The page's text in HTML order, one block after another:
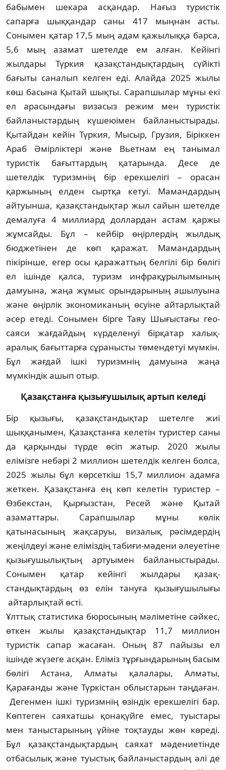
бабымен шекара асқандар. Нағыз туристік
сапарға шыққандар саны 417 мыңнан асты.
Сонымен қатар 17,5 мың адам қажылыққа барса,
5,6 мың азамат шетелде ем алған. Кейінгі
жылдары Түркия қазақ­стандықтардың сүйікті
бағыты саналып келген еді. Алайда 2025 жылы
көш басына Қытай шықты. Сарапшылар мұны екі
ел арасындағы виза­сыз режим мен туристік
байланыстардың күшеюімен байланыс­тырады.
Қытайдан кейін Түркия, Мысыр, Грузия, Біріккен
Араб Әмірліктері және Вьетнам ең танымал
туристік бағыттардың қатарында. Десе де
шетелдік туризмнің бір ерекшелігі – орасан
қаржының елден сыртқа кетуі. Мамандардың
айтуынша, қазақстан­дықтар жыл сайын шетелде
демалуға 4 мил­лиард доллардан астам қаржы
жұмсайды. Бұл – кейбір өңір­лердің жылдық
бюджетінен де көп қаражат. Мамандардың
пікірінше, егер осы қаражат­тың белгілі бір бөлігі
ел ішінде қалса, туризм инфрақұрылымының
дамуына, жаңа жұмыс орындарының ашылуына
және өңірлік экономиканың өсуіне айтарлықтай
әсер етеді. Сонымен бірге Таяу Шығыстағы гео­
саяси жағдайдың күрделенуі бірқатар ха­лық­
аралық бағыттарға сұранысты төмен­детуі мүмкін.
Бұл жағдай ішкі туризмнің дамуына жаңа
мүмкіндік ашып отыр.
Қазақстанға қызығушылық артып келеді
Бір қызығы, қазақстандықтар шетелге жиі
шыққанымен, Қазақстанға келетін тур­истер саны
да қарқынды түрде өсіп жатыр. 2020 жылы
елімізге небәрі 2 миллион шетел­дік келген болса,
2025 жылы бұл көрсеткіш 15,7 миллион адамға
жеткен. Қазақстанға ең көп келетін туристер –
Өзбекстан, Қырғызстан, Ресей және Қытай
азаматтары. Сарапшылар мұны көлік
қатынасының жақсаруы, визалық рәсімдердің
жеңілдеуі және елі­міздің табиғи-мәдени әлеуетіне
қызығу­шылықтың артуымен байланыс­тырады.
Сонымен қатар кейінгі жылдары қазақ­
стандықтардың өз елін тануға қызығу­шылығы
айтарлықтай өсті.
Ұлттық статистика бюросының мәлі­метіне сәйкес,
өткен жылы қазақ­стандықтар 11,7 миллион
туристік сапар жасаған. Оның 87 пайызы ел
ішінде жүзеге асқан. Еліміз тұрғындарының басым
бөлігі Астана, Алматы қалалары, Алматы,
Қарағанды және Түркістан облыстарын таңдаған.
Дегенмен ішкі туризмнің өзіндік ерекшелігі бар.
Көптеген саяхатшы қонақүйге емес, туыс­тары
мен таныстарының үйіне тоқ­тауды жөн көреді.
Бұл қазақстандықтардың саяхат мәдениетінде
отбасылық және туыстық байланыстардың әлі де